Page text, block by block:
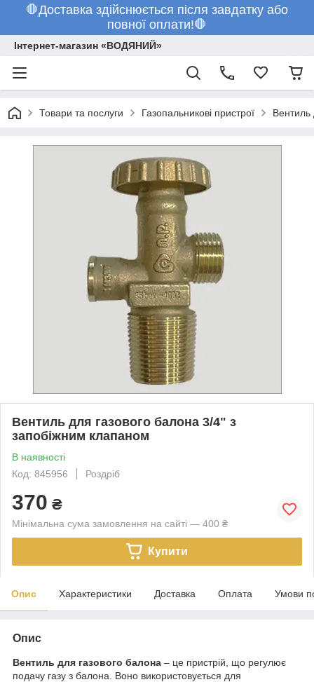
🛑Доставка здійснюється після завдатку або
повної оплати!🛑
Інтернет-магазин «ВОДЯНИЙ»
Товари та послуги Газопальникові пристрої Вентиль
Вентиль для газового балона 3/4" з
запобіжним клапаном
В наявності
Код: 845956
Роздріб
370 ₴
Мінімальна сума замовлення на сайті — 400 ₴
Купити
Опис Характеристики Доставка Оплата Умови
Опис
Вентиль для газового балона – це пристрій, що регулює
подачу газу з балона. Воно використовується для